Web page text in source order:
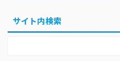
サイト内検索